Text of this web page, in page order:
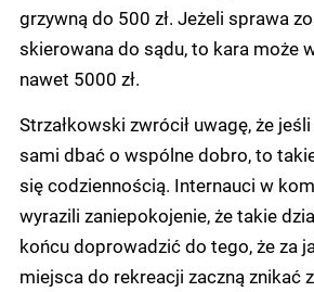
grzywną do 500 zł. Jeżeli sprawa
skierowana do sądu, to kara może
nawet 5000 zł.
Strzałkowski zwrócił uwagę, że
sami dbać o wspólne dobro, to
się codziennością. Internauci w
wyrazili zaniepokojenie, że takie
końcu doprowadzić do tego, że za
miejsca do rekreacji zaczną znikać